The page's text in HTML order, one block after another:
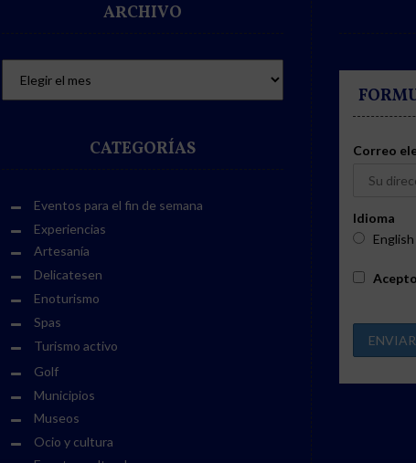
ARCHIVO
CATEGORÍAS
Eventos para el fin de semana
Experiencias
Artesanía
Delicatesen
Enoturismo
Spas
Turismo activo
Golf
Municipios
Museos
Ocio y cultura
Correo
Idioma
English